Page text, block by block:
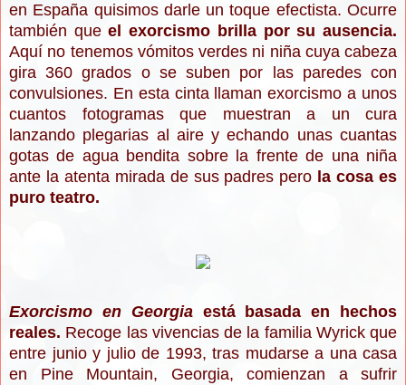
en España quisimos darle un toque efectista. Ocurre
también queel exorcismo brilla por su ausencia.
Aquí no tenemos vómitos verdes ni niña cuya cabeza
gira 360 grados o se suben por las paredes con
convulsiones. En esta cinta llaman exorcismo a unos
cuantos fotogramas que muestran a un cura
lanzando plegarias al aire y echando unas cuantas
gotas de agua bendita sobre la frente de una niña
ante la atenta mirada de sus padres pero la cosa es
puro teatro.
Exorcismo en Georgia está basada en hechos
reales. Recoge las vivencias de la familia Wyrick que
entre junio y julio de 1993, tras mudarse a una casa
en Pine Mountain, Georgia, comienzan a sufrir